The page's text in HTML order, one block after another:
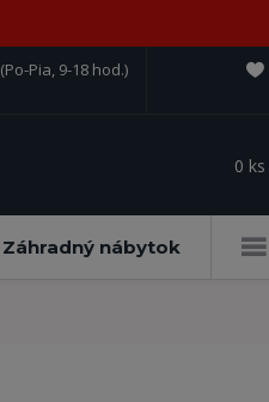
(Po-Pia, 9-18 hod.)
0 ks
Záhradný nábytok